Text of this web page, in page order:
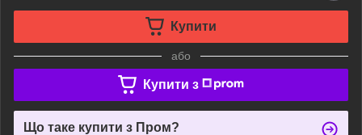
Купити
або
Купити з
Що таке купити з Пром?